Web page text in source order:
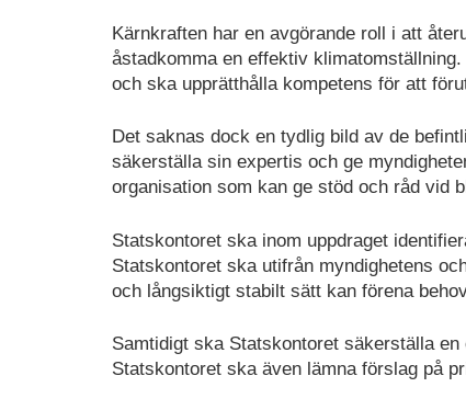
Kärnkraften har en avgörande roll i att
åstadkomma en effektiv
och ska upprätthålla kompetens för att
Det saknas dock en tydlig bild av de
säkerställa sin expertis och ge
organisation som kan ge stöd och råd vid
Statskontoret ska inom uppdraget
Statskontoret ska utifrån myndighetens
och långsiktigt stabilt sätt kan förena
Samtidigt ska Statskontoret säkerställa
Statskontoret ska även lämna förslag på